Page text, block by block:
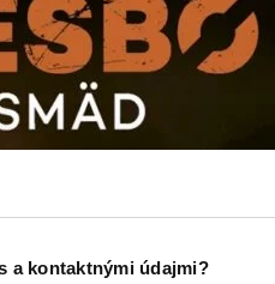
a kontaktnými údajmi?